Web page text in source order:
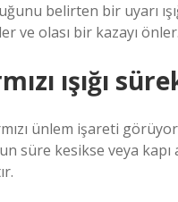
belirten bir uyarı
ve olası bir kazayı önler.
ışığı
ünlem işareti
süre kesikse veya kapı